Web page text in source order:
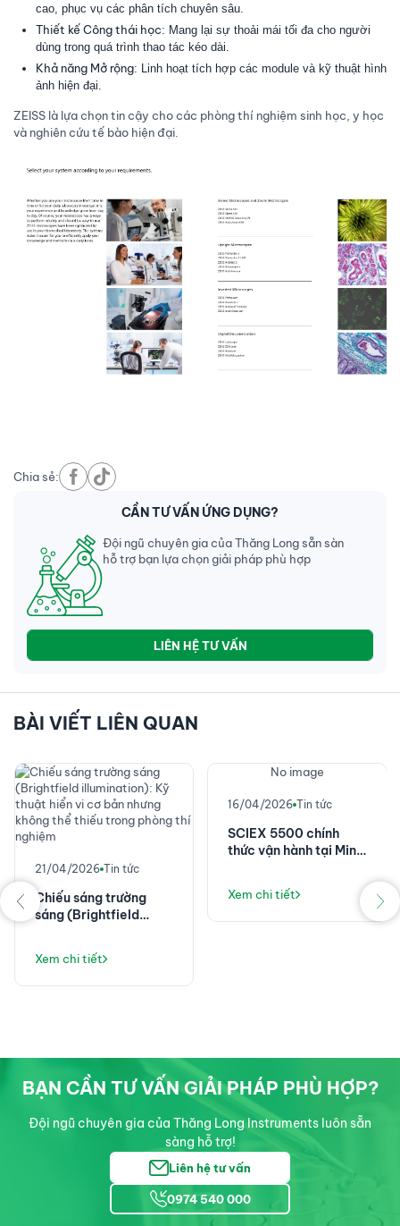
cao, phục vụ các phân tích chuyên sâu.
Thiết kế Công thái học: Mang lại sự thoải mái tối đa cho người
dùng trong quá trình thao tác kéo dài.
Khả năng Mở rộng: Linh hoạt tích hợp các module và kỹ thuật hình
ảnh hiện đại.
ZEISS là lựa chọn tin cậy cho các phòng thí nghiệm sinh học, y học
và nghiên cứu tế bào hiện đại.
Chia sẻ:
CẦN TƯ VẤN ỨNG DỤNG?
Đội ngũ chuyên gia của Thăng Long sẵn sàn
hỗ trợ bạn lựa chọn giải pháp phù hợp
LIÊN HỆ TƯ VẤN
BÀI VIẾT LIÊN QUAN
21/04/2026 Tin tức
Chiếu sáng trường
sáng (Brightfield
hiển vi cơ bản nhưng
không thể thiếu trong
phòng thí nghiệm
Xem chi tiết
No image
16/04/2026 Tin tức
SCIEX 5500 chính
thức vận hành tại Minh
nghiệm thủy sản với
giải pháp LC-MS/MS
Xem chi tiết
BẠN CẦN TƯ VẤN GIẢI PHÁP PHÙ HỢP?
Đội ngũ chuyên gia của Thăng Long Instruments luôn sẵn
sàng hỗ trợ!
Liên hệ tư vấn
0974 540 000